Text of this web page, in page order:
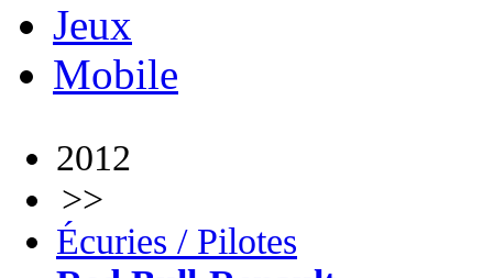
Jeux
Mobile
2012
>>
Écuries / Pilotes